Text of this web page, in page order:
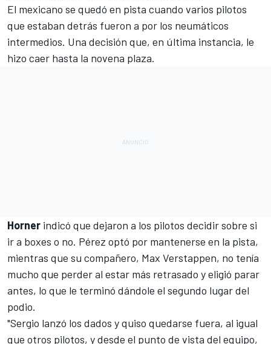
El mexicano se quedó en pista cuando varios pilotos
que estaban detrás fueron a por los neumáticos
intermedios. Una decisión que, en última instancia, le
hizo caer hasta la novena plaza.
Horner indicó que dejaron a los pilotos decidir sobre si
ir a boxes o no. Pérez optó por mantenerse en la pista,
mientras que su compañero, Max Verstappen, no tenía
mucho que perder al estar más retrasado y eligió parar
antes, lo que le terminó dándole el segundo lugar del
podio.
"Sergio lanzó los dados y quiso quedarse fuera, al igual
que otros pilotos, y desde el punto de vista del equipo,